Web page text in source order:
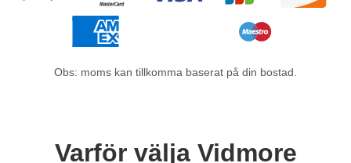
Obs: moms kan tillkomma baserat på din bostad.
Varför välja Vidmore